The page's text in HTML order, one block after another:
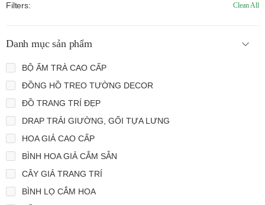
Filters: Clean All
Danh mục sản phẩm
BỘ ẤM TRÀ CAO CẤP
ĐỒNG HỒ TREO TƯỜNG DECOR
ĐỒ TRANG TRÍ ĐẸP
DRAP TRẢI GIƯỜNG, GỐI TỰA LƯNG
HOA GIẢ CAO CẤP
BÌNH HOA GIẢ CẮM SẴN
CÂY GIẢ TRANG TRÍ
BÌNH LỌ CẮM HOA